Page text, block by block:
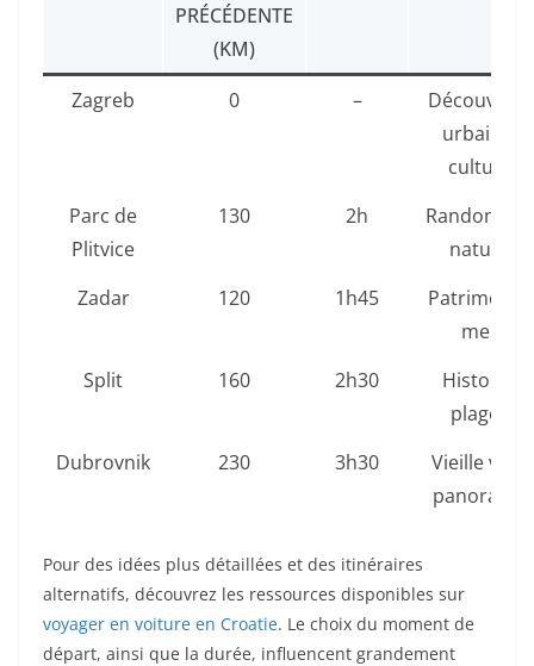
PRÉCÉDENTE
(KM)
Zagreb 0 –
Découverte
urbaine,
culture
Parc de
Plitvice
130 2h
Randonnée,
nature
Zadar
120 1h45
Patrimoine,
mer
Split
160 2h30
Histoire,
plages
Dubrovnik
230 3h30
Vieille ville,
panorama
Pour des idées plus détaillées et des itinéraires
alternatifs, découvrez les ressources disponibles sur
voyager en voiture en Croatie. Le choix du moment de
départ, ainsi que la durée, influencent grandement